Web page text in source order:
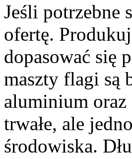
Jeśli potrzebne
ofertę.
dopasować się
maszty flagi są
aluminium oraz
trwałe, ale
środowiska.